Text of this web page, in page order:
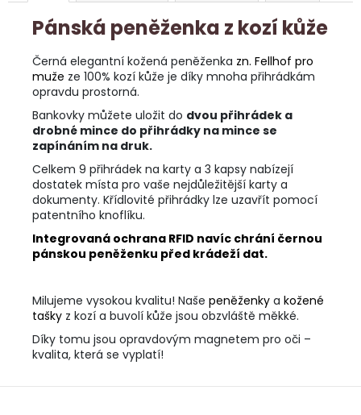
Pánská peněženka z kozí kůže
Černá elegantní kožená peněženka zn. Fellhof pro
muže ze 100% kozí kůže je díky mnoha přihrádkám
opravdu prostorná.
Bankovky můžete uložit do dvou přihrádek a
drobné mince do přihrádky na mince se
zapínáním na druk.
Celkem 9 přihrádek na karty a 3 kapsy nabízejí
dostatek místa pro vaše nejdůležitější karty a
dokumenty. Křídlovité přihrádky lze uzavřít pomocí
patentního knoflíku.
Integrovaná ochrana RFID navíc chrání černou
pánskou peněženku před krádeží dat.
Milujeme vysokou kvalitu! Naše peněženky a kožené
tašky z kozí a buvolí kůže jsou obzvláště měkké.
Díky tomu jsou opravdovým magnetem pro oči –
kvalita, která se vyplatí!